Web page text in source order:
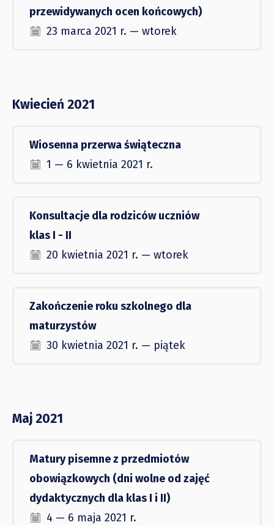
przewidywanych ocen końcowych)
23 marca 2021 r. — wtorek
Kwiecień 2021
Wiosenna przerwa świąteczna
1 — 6 kwietnia 2021 r.
Konsultacje dla rodziców uczniów
klas I - II
20 kwietnia 2021 r. — wtorek
Zakończenie roku szkolnego dla
maturzystów
30 kwietnia 2021 r. — piątek
Maj 2021
Matury pisemne z przedmiotów
obowiązkowych (dni wolne od zajęć
dydaktycznych dla klas I i II)
4 — 6 maja 2021 r.